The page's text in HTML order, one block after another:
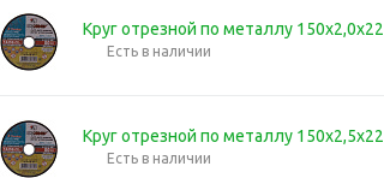
Круг отрезной по металлу 150х2,0х22
Есть в наличии
Круг отрезной по металлу 150х2,5х22
Есть в наличии